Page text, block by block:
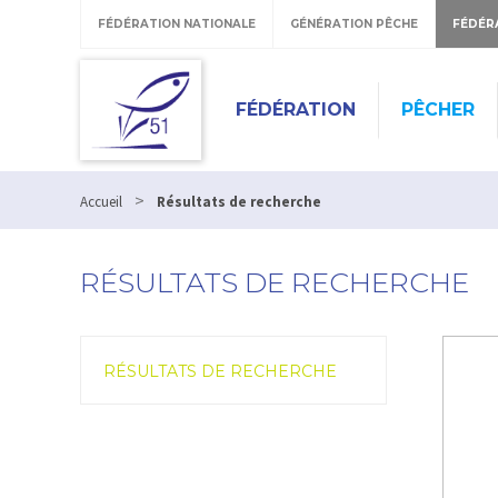
FÉDÉRATION NATIONALE GÉNÉRATION PÊCHE
FÉDÉRATION PÊCHER
Accueil > Résultats de recherche
RÉSULTATS DE RECHERCHE
RÉSULTATS DE RECHERCHE